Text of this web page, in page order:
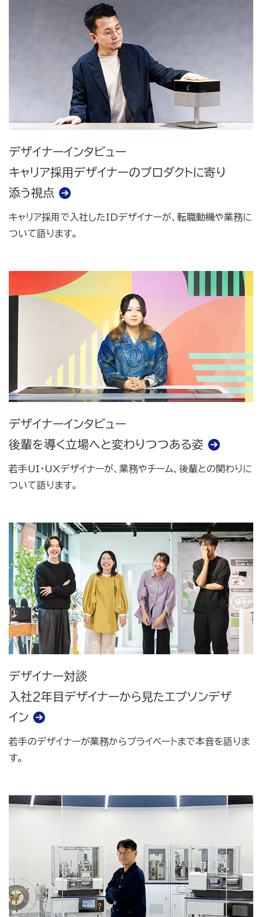
デザイナーインタビュー
キャリア採用デザイナーのプロダクトに寄り
添う視点
キャリア採用で入社したIDデザイナーが、転職動機や業務に
ついて語ります。
デザイナーインタビュー
後輩を導く立場へと変わりつつある姿
若手UI・UXデザイナーが、業務やチーム、後輩との関わりに
ついて語ります。
デザイナー対談
入社2年目デザイナーから見たエプソンデザ
イン
若手のデザイナーが業務からプライベートまで本音を語りま
す。